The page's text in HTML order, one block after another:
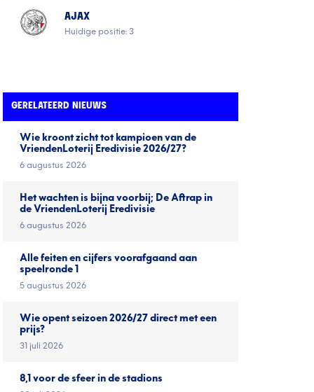
AJAX
Huidige positie: 3
GERELATEERD NIEUWS
Wie kroont zicht tot kampioen van de
VriendenLoterij Eredivisie 2026/27?
6 augustus 2026
Het wachten is bijna voorbij; De Aftrap in
de VriendenLoterij Eredivisie
6 augustus 2026
Alle feiten en cijfers voorafgaand aan
speelronde 1
5 augustus 2026
Wie opent seizoen 2026/27 direct met een
prijs?
31 juli 2026
8,1 voor de sfeer in de stadions